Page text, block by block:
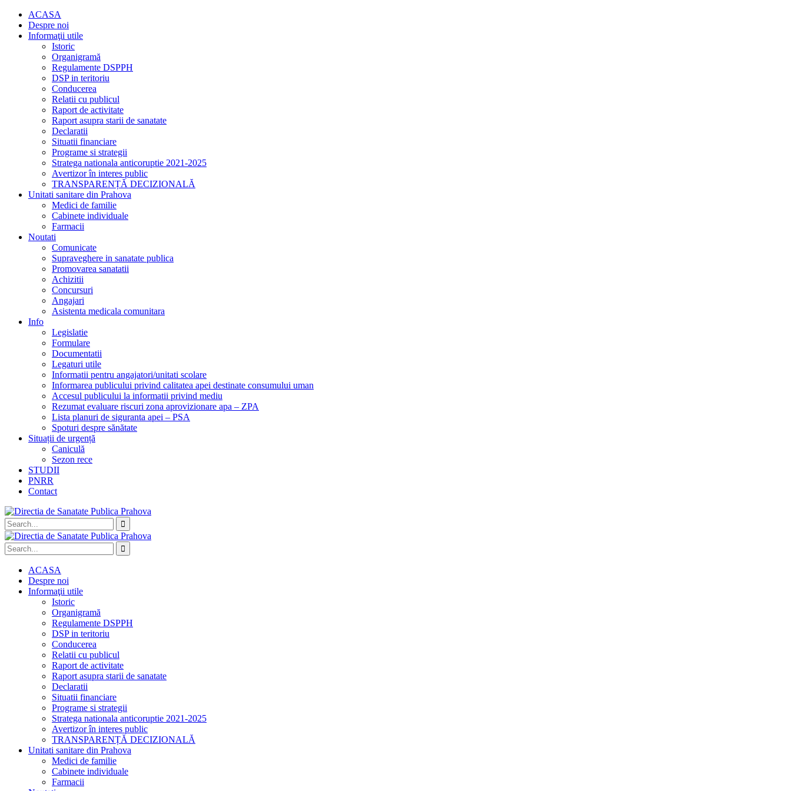
ACASA
Despre noi
Informaţii utile
Istoric
Organigramă
Regulamente DSPPH
DSP in teritoriu
Conducerea
Relatii cu publicul
Raport de activitate
Raport asupra starii de sanatate
Declaratii
Situatii financiare
Programe si strategii
Stratega nationala anticoruptie 2021-2025
Avertizor în interes public
TRANSPARENȚĂ DECIZIONALĂ
Unitati sanitare din Prahova
Medici de familie
Cabinete individuale
Farmacii
Noutati
Comunicate
Supraveghere in sanatate publica
Promovarea sanatatii
Achizitii
Concursuri
Angajari
Asistenta medicala comunitara
Info
Legislatie
Formulare
Documentatii
Legaturi utile
Informatii pentru angajatori/unitati scolare
Informarea publicului privind calitatea apei destinate consumului uman
Accesul publicului la informatii privind mediu
Rezumat evaluare riscuri zona aprovizionare apa – ZPA
Lista planuri de siguranta apei – PSA
Spoturi despre sănătate
Situații de urgență
Caniculă
Sezon rece
STUDII
PNRR
Contact
ACASA
Despre noi
Informaţii utile
Istoric
Organigramă
Regulamente DSPPH
DSP in teritoriu
Conducerea
Relatii cu publicul
Raport de activitate
Raport asupra starii de sanatate
Declaratii
Situatii financiare
Programe si strategii
Stratega nationala anticoruptie 2021-2025
Avertizor în interes public
TRANSPARENȚĂ DECIZIONALĂ
Unitati sanitare din Prahova
Medici de familie
Cabinete individuale
Farmacii